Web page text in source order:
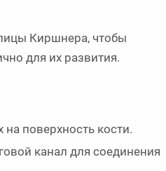
Киршнера, чтобы
для их развития.
поверхность кости.
канал для соединения